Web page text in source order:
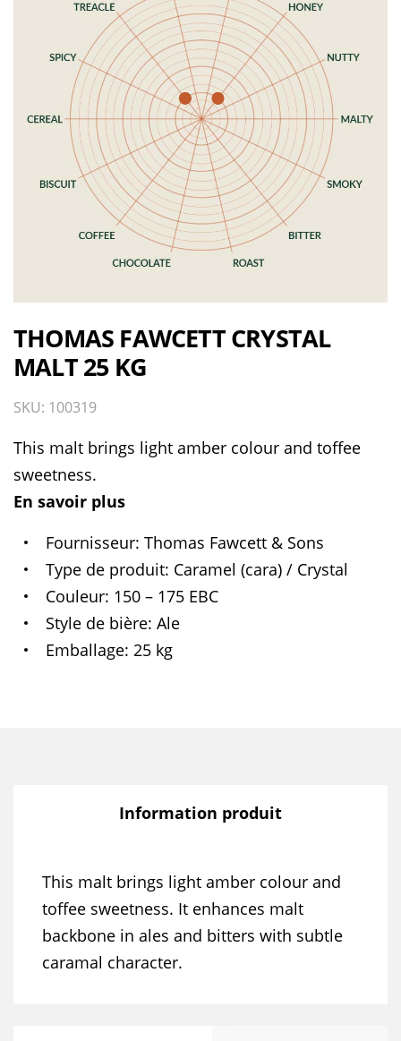
THOMAS FAWCETT CRYSTAL
MALT 25 KG
SKU: 100319
This malt brings light amber colour and toffee
sweetness.
En savoir plus
Fournisseur Thomas Fawcett & Sons
Type de produit Caramel (cara) / Crystal
Couleur 150 – 175 EBC
Style de bière Ale
Emballage 25 kg
Information produit
This malt brings light amber colour and
toffee sweetness. It enhances malt
backbone in ales and bitters with subtle
caramal character.